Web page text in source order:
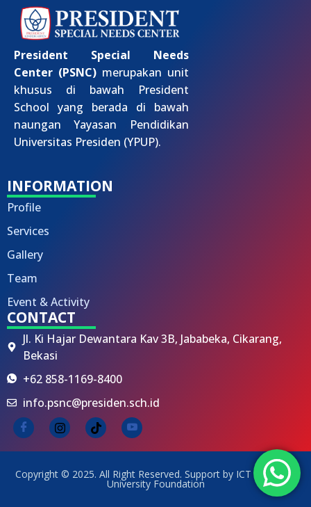
President Special Needs
Center (PSNC)merupakan unit
khusus di bawah President
School yang berada di bawah
naungan Yayasan Pendidikan
Universitas Presiden (YPUP).
INFORMATION
Profile
Services
Gallery
Team
Event & Activity
CONTACT
Jl. Ki Hajar Dewantara Kav 3B, Jababeka, Cikarang,
Bekasi
+62 858-1169-8400
info.psnc@presiden.sch.id
Copyright © 2025. All Right Reserved. Support by ICT President
University Foundation